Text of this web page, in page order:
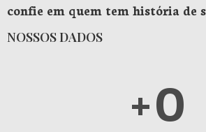
confie em quem tem história de
NOSSOS DADOS
+0